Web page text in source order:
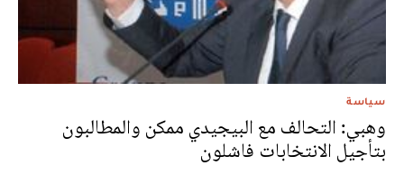
سياسة
وهبي: التحالف مع البيجيدي ممكن والمطالبون
بتأجيل الانتخابات فاشلون